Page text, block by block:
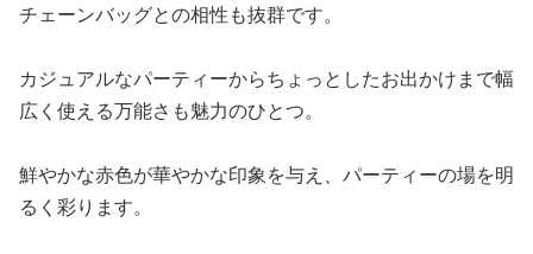
チェーンバッグとの相性も抜群です。
カジュアルなパーティーからちょっとしたお出かけまで幅
広く使える万能さも魅力のひとつ。
鮮やかな赤色が華やかな印象を与え、パーティーの場を明
るく彩ります。